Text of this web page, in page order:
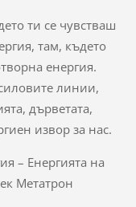
ти се чувстваш
там, където
енергия.
линии,
дърветата,
извор за нас.
– Енергията на
Метатрон